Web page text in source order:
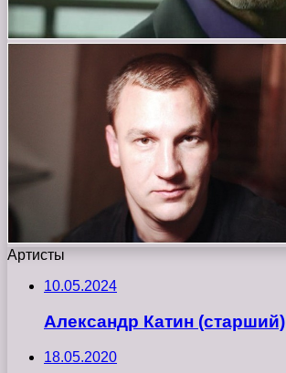
Артисты
10.05.2024
Александр Катин (старший)
18.05.2020